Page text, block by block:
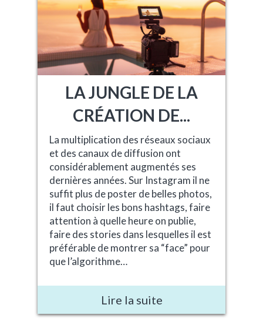
LA JUNGLE DE LA
CRÉATION DE...
La multiplication des réseaux sociaux
et des canaux de diffusion ont
considérablement augmentés ses
dernières années. Sur Instagram il ne
suffit plus de poster de belles photos,
il faut choisir les bons hashtags, faire
attention à quelle heure on publie,
faire des stories dans lesquelles il est
préférable de montrer sa “face” pour
que l’algorithme…
Lire la suite